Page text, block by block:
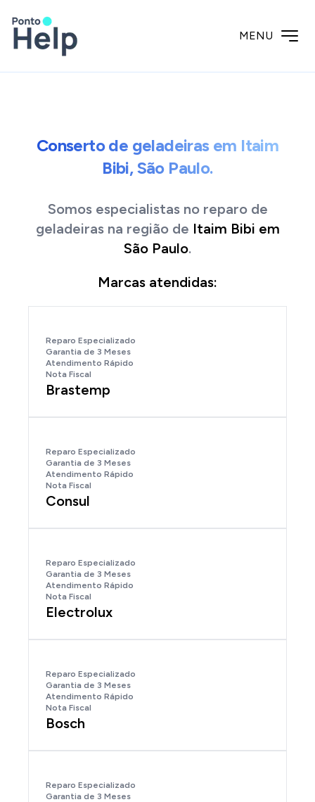
MENU
Conserto de geladeiras em Itaim
Bibi, São Paulo.
Somos especialistas no reparo de
geladeirasna região de Itaim Bibi em
São Paulo.
Marcas atendidas:
Reparo Especializado
Garantia de 3 Meses
Atendimento Rápido
Nota Fiscal
Brastemp
Reparo Especializado
Garantia de 3 Meses
Atendimento Rápido
Nota Fiscal
Consul
Reparo Especializado
Garantia de 3 Meses
Atendimento Rápido
Nota Fiscal
Electrolux
Reparo Especializado
Garantia de 3 Meses
Atendimento Rápido
Nota Fiscal
Bosch
Reparo Especializado
Garantia de 3 Meses